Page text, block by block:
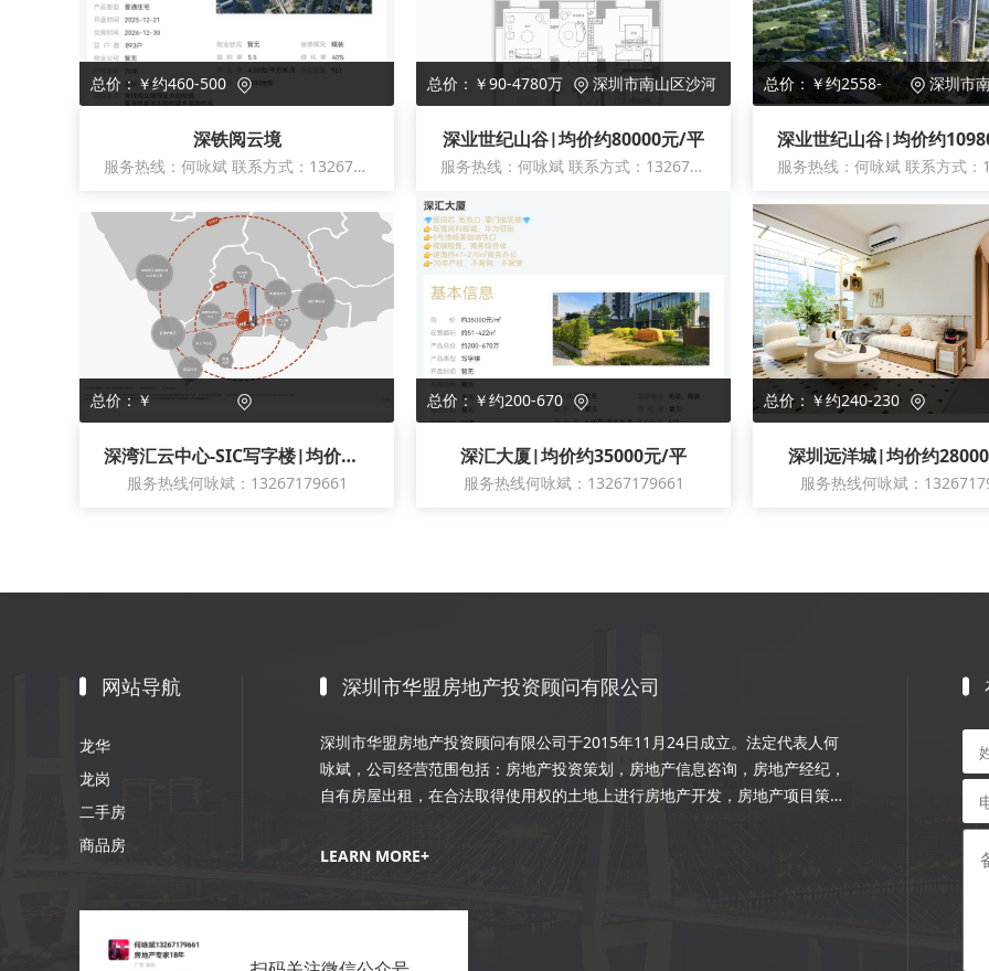
总价：￥约460-500
深铁阅云境
服务热线：何咏斌 联系方式：13267179661
总价：￥90-4780万 深圳市南山区沙河
街道沙河东路与新塘
街交叉口东南角
深业世纪山谷|均价约80000元/平
服务热线：何咏斌 联系方式：13267179661
总价：￥约2558-
4238万
深圳市
街道沙河
街交叉口
总价：￥
深湾汇云中心-SIC写字楼|均价约57100元
服务热线何咏斌：13267179661
总价：￥约200-670
深汇大厦|均价约35000元/平
服务热线何咏斌：13267179661
总价：￥约240-230
深圳远洋城|均价约
服务热线何咏斌：
网站导航
龙华
龙岗
二手房
商品房
深圳市华盟房地产投资顾问有限公司
深圳市华盟房地产投资顾问有限公司于2015年11月24日成立。法定代表人何
咏斌，公司经营范围包括：房地产投资策划，房地产信息咨询，房地产经纪，
自有房屋出租，在合法取得使用权的土地上进行房地产开发，房地产项目策
销策划等。
LEARN MORE+